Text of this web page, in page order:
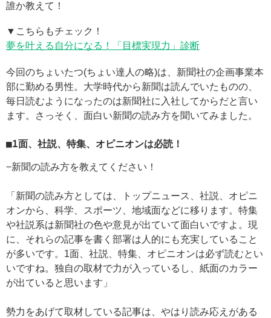
誰か教えて！
▼こちらもチェック！
夢を叶える自分になる！「目標実現力」診断
今回のちょいたつ(ちょい達人の略)は、新聞社の企画事業本
部に勤める男性。大学時代から新聞は読んでいたものの、
毎日読むようになったのは新聞社に入社してからだと言い
ます。さっそく、面白い新聞の読み方を聞いてみました。
■1面、社説、特集、オピニオンは必読！
−新聞の読み方を教えてください！
「新聞の読み方としては、トップニュース、社説、オピニ
オンから、科学、スポーツ、地域面などに移ります。特集
や社説系は新聞社の色や意見が出ていて面白いですよ。現
に、それらの記事を書く部署は人的にも充実していること
が多いです。1面、社説、特集、オピニオンは必ず読むとい
いですね。独自の取材で力が入っているし、紙面のカラー
が出ていると思います」
勢力をあげて取材している記事は、やはり読み応えがある